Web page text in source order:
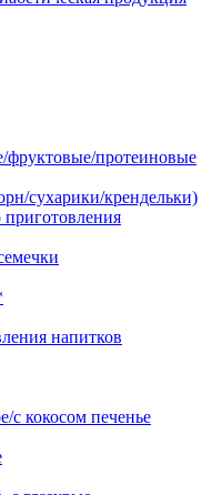
фруктовые/протеиновые
сухарики/крендельки)
напитков
с кокосом печенье